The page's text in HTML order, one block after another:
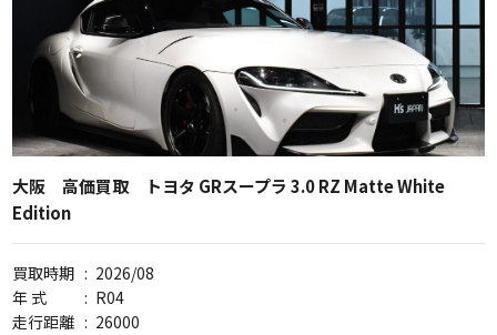
大阪 高価買取 トヨタ GRスープラ 3.0 RZ Matte White
Edition
買取時期 : 2026/08
年 式
: R04
走行距離 : 26000